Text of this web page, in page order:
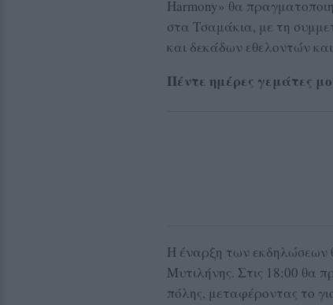
Harmony» θα
στα Τσαμάκια, με τη
και δεκάδων εθελοντών
Πέντε ημέρες γεμάτες
Η έναρξη των εκδηλώσεων
Μυτιλήνης. Στις 18:00 θα
πόλης, μεταφέροντας το